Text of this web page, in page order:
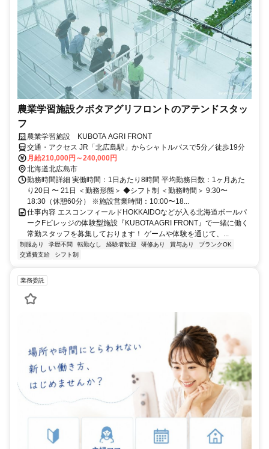
農業学習施設クボタアグリフロントのアテンドスタッ
フ
農業学習施設 KUBOTA AGRI FRONT
交通・アクセス JR「北広島駅」からシャトルバスで5分／徒歩19分
月給210,000円～240,000円
北海道北広島市
勤務時間詳細 実働時間：1日あたり8時間 平均勤務日数：1ヶ月あた
り20日 〜 21日 ＜勤務形態＞ ◆シフト制 ＜勤務時間＞ 9:30〜
18:30（休憩60分） ※施設営業時間：10:00〜18...
仕事内容 エスコンフィールドHOKKAIDOなどが入る北海道ボールパ
ークFビレッジの体験型施設『KUBOTA AGRI FRONT』で一緒に働く
常勤スタッフを募集しております！ ゲームや体験を通じて、...
制服あり 学歴不問 転勤なし 経験者歓迎 研修あり 賞与あり
ブランクOK
交通費支給
シフト制
業務委託